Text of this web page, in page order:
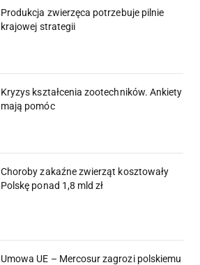
Produkcja zwierzęca potrzebuje pilnie
krajowej strategii
Kryzys kształcenia zootechników. Ankiety
mają pomóc
Choroby zakaźne zwierząt kosztowały
Polskę ponad 1,8 mld zł
Umowa UE – Mercosur zagrozi polskiemu